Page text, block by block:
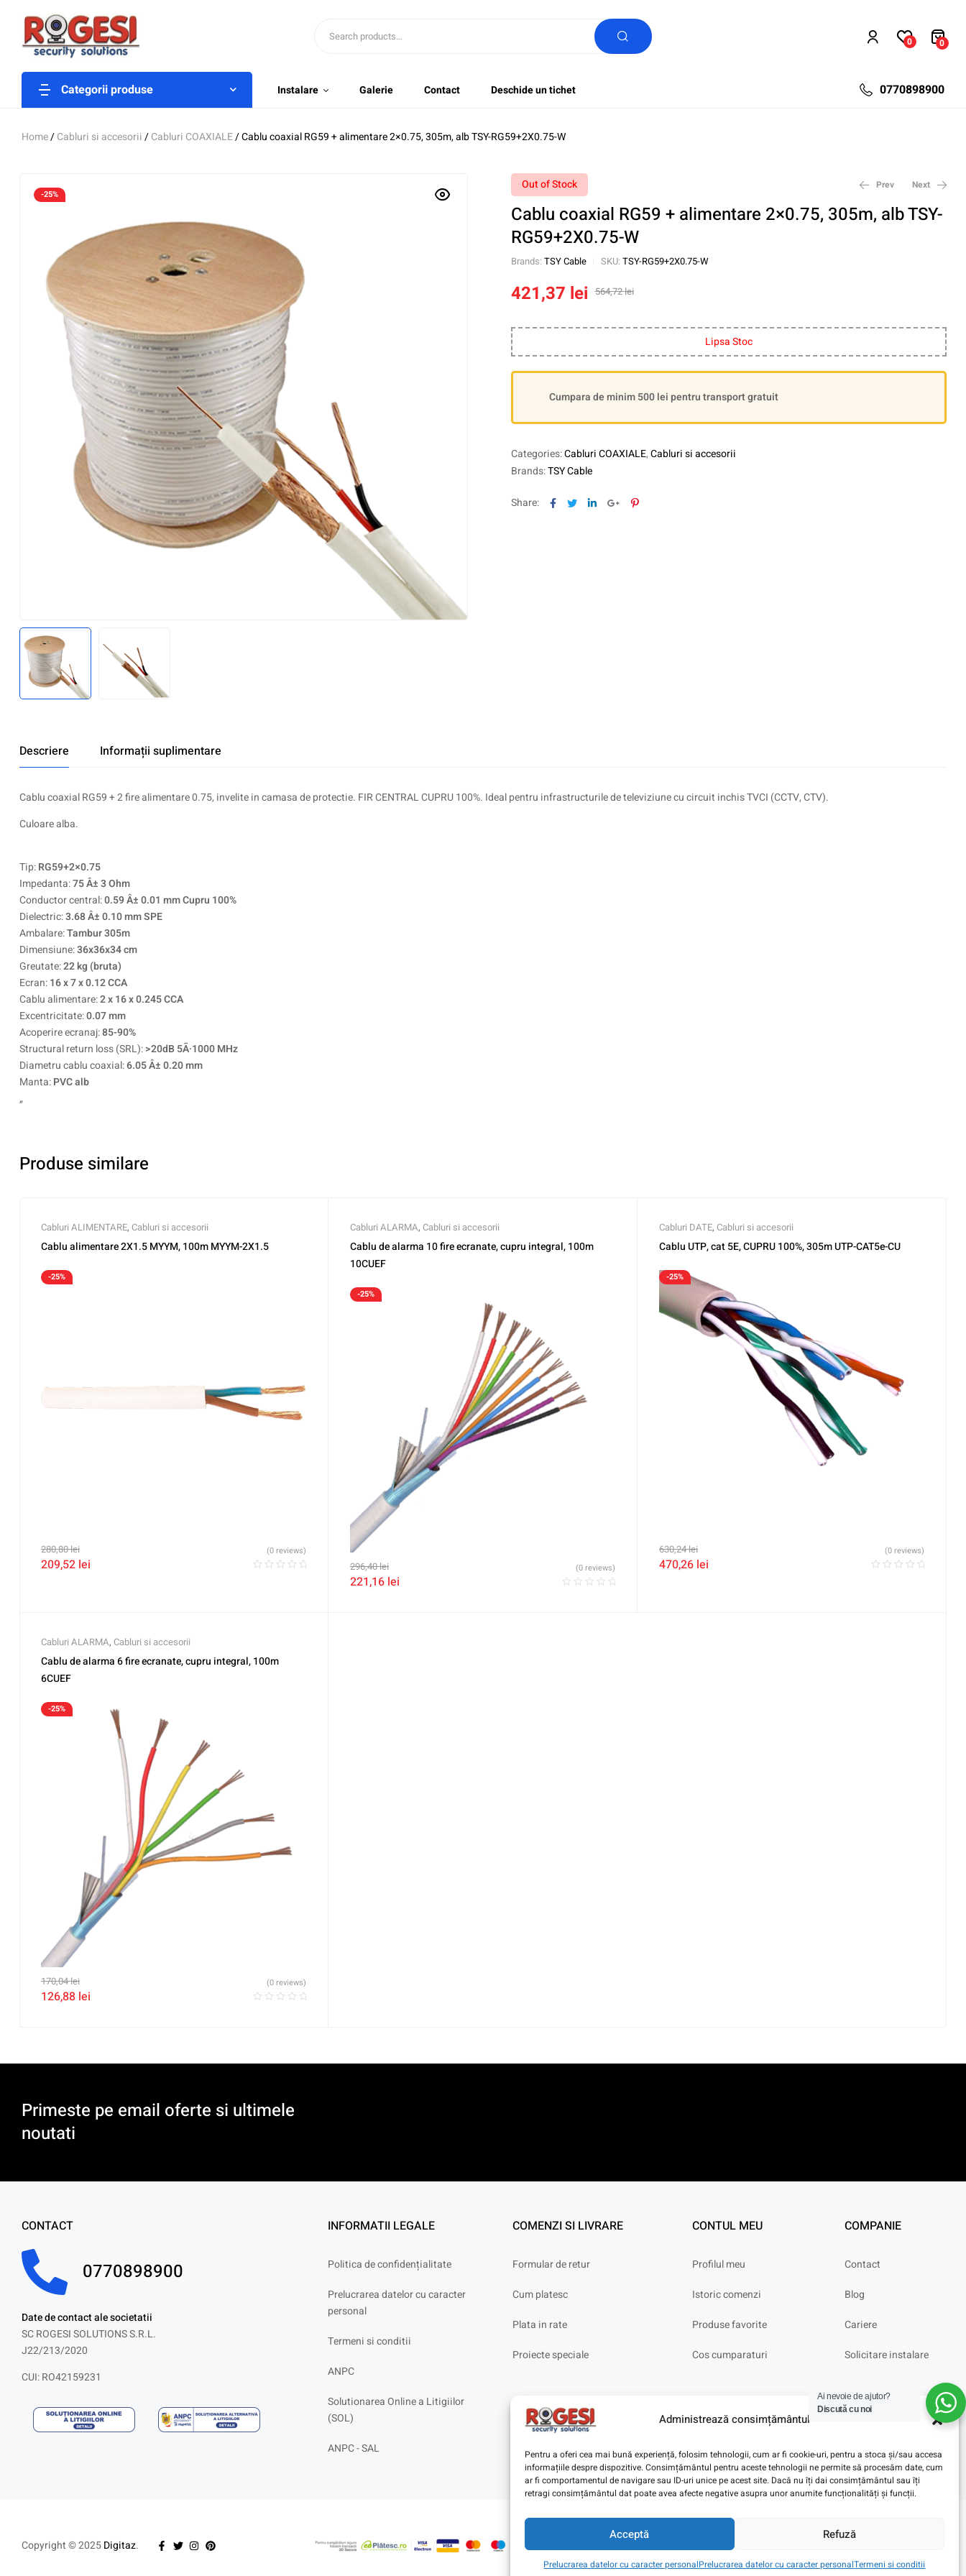
Administrează consimțământul
Pentru a oferi cea mai bună experiență, folosim tehnologii, cum ar fi cookie-uri, pentru a stoca și/sau accesa
informațiile despre dispozitive. Consimțământul pentru aceste tehnologii ne permite să procesăm date, cum
ar fi comportamentul de navigare sau ID-uri unice pe acest site. Dacă nu îți dai consimțământul sau îți
retragi consimțământul dat poate avea afecte negative asupra unor anumite funcționalități și funcții.
Acceptă Refuză
Prelucrarea datelor cu caracter personalPrelucrarea datelor cu caracter personalTermeni si conditii
0 0
Categorii produse Instalare Galerie Contact Deschide un tichet 0770898900
Home/Cabluri si accesorii/Cabluri COAXIALE/ Cablu coaxial RG59 + alimentare 2×0.75, 305m, alb TSY-RG59+2X0.75-W
-25%
Out of Stock Prev Next
Cablu coaxial RG59 + alimentare 2×0.75, 305m, alb TSY-
RG59+2X0.75-W
Brands: TSY Cable SKU: TSY-RG59+2X0.75-W
564,72lei
421,37 lei
Lipsa Stoc
Cumpara de minim 500 lei pentru transport gratuit
Categories:Cabluri COAXIALE,Cabluri si accesorii
Brands:TSY Cable
Share: Facebook
TwitterLinkedinGoogle+Pinterest
Descriere Informații suplimentare
Cablu coaxial RG59 + 2 fire alimentare 0.75, invelite in camasa de protectie. FIR CENTRAL CUPRU 100%. Ideal pentru infrastructurile de televiziune cu circuit inchis TVCI (CCTV, CTV).
Culoare alba.
Tip:RG59+2×0.75
Impedanta:75 Â± 3 Ohm
Conductor central:0.59 Â± 0.01 mm Cupru 100%
Dielectric:3.68 Â± 0.10 mm SPE
Ambalare:Tambur 305m
Dimensiune:36x36x34 cm
Greutate:22 kg (bruta)
Ecran:16 x 7 x 0.12 CCA
Cablu alimentare:2 x 16 x 0.245 CCA
Excentricitate:0.07 mm
Acoperire ecranaj:85-90%
Structural return loss (SRL):>20dB 5Ã·1000 MHz
Diametru cablu coaxial:6.05 Â± 0.20 mm
Manta:PVC alb
„
Produse similare
Cabluri ALIMENTARE, Cabluri si accesorii
Cablu alimentare 2X1.5 MYYM, 100m MYYM-2X1.5
-25%
280,80lei
209,52 lei
(0 reviews)
Cabluri ALARMA, Cabluri si accesorii
Cablu de alarma 10 fire ecranate, cupru integral, 100m
10CUEF
-25%
296,40lei
221,16 lei
(0 reviews)
Cabluri DATE, Cabluri si accesorii
Cablu UTP, cat 5E, CUPRU 100%, 305m UTP-CAT5e-CU
-25%
630,24lei
470,26 lei
(0 reviews)
Cabluri ALARMA, Cabluri si accesorii
Cablu de alarma 6 fire ecranate, cupru integral, 100m
6CUEF
-25%
170,04lei
126,88 lei
(0 reviews)
Primeste pe email oferte si ultimele
noutati
CONTACT
0770898900
Date de contact ale societatii
SC ROGESI SOLUTIONS S.R.L.
J22/213/2020
CUI: RO42159231
INFORMATII LEGALE
Politica de confidențialitate
Prelucrarea datelor cu caracter
personal
Termeni si conditii
ANPC
Solutionarea Online a Litigiilor
(SOL)
ANPC - SAL
COMENZI SI LIVRARE
Formular de retur
Cum platesc
Plata in rate
Proiecte speciale
CONTUL MEU
Profilul meu
Istoric comenzi
Produse favorite
Cos cumparaturi
COMPANIE
Contact
Blog
Cariere
Solicitare instalare
Copyright © 2025Digitaz.
Ai nevoie de ajutor?
Discută cu noi